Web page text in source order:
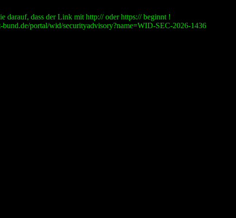
darauf, dass der Link mit http:// oder https:// beginnt !
portal/wid/securityadvisory?name=WID-SEC-2026-1436